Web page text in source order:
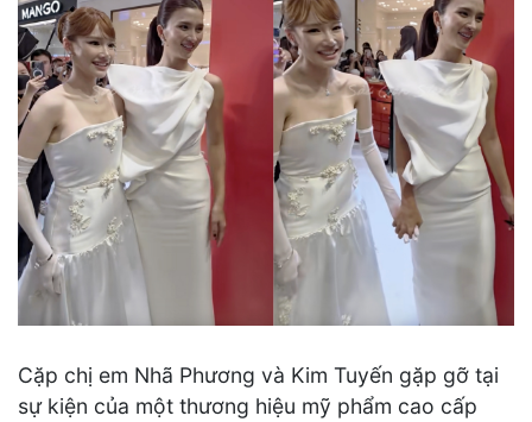
Cặp chị em Nhã Phương và Kim Tuyến gặp gỡ tại
sự kiện của một thương hiệu mỹ phẩm cao cấp